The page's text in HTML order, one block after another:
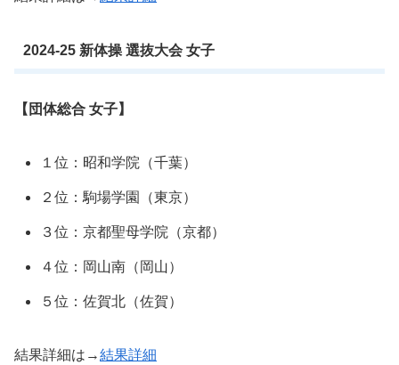
2024-25 新体操 選抜大会 女子
【団体総合 女子】
１位：昭和学院（千葉）
２位：駒場学園（東京）
３位：京都聖母学院（京都）
４位：岡山南（岡山）
５位：佐賀北（佐賀）
結果詳細は→結果詳細